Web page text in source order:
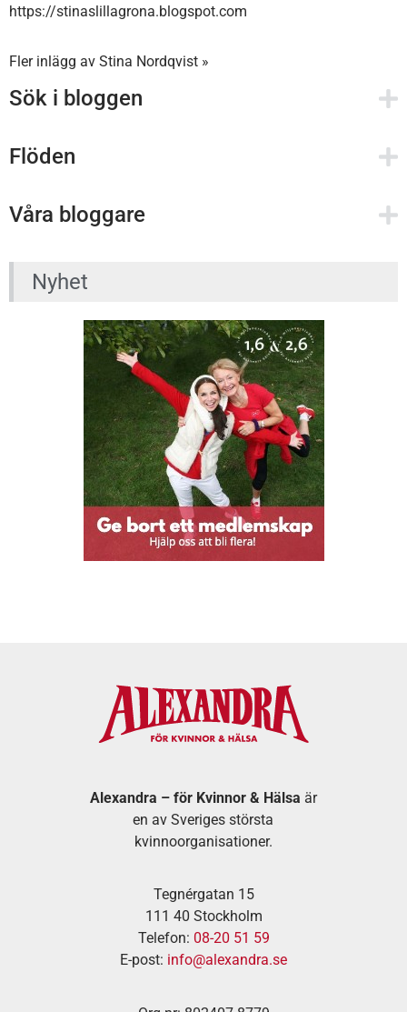
https://stinaslillagrona.blogspot.com
Fler inlägg av Stina Nordqvist »
Sök i bloggen
Flöden
Våra bloggare
Nyhet
Alexandra – för Kvinnor & Hälsa är
en av Sveriges största
kvinnoorganisationer.
Tegnérgatan 15
111 40 Stockholm
Telefon: 08-20 51 59
E-post: info@alexandra.se